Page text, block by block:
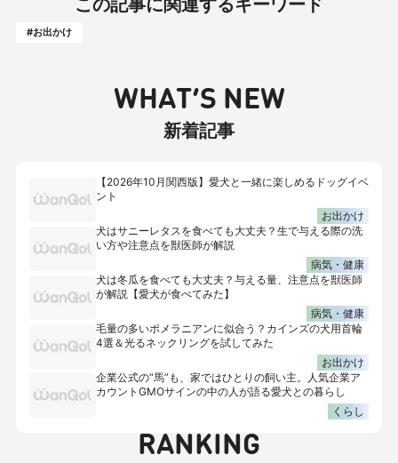
この記事に関連するキーワード
#お出かけ
WHAT’S NEW
新着記事
【2026年10月関西版】愛犬と一緒に楽しめるドッグイベ
ント
お出かけ
犬はサニーレタスを食べても大丈夫？生で与える際の洗
い方や注意点を獣医師が解説
病気・健康
犬は冬瓜を食べても大丈夫？与える量、注意点を獣医師
が解説【愛犬が食べてみた】
病気・健康
毛量の多いポメラニアンに似合う？カインズの犬用首輪
4選＆光るネックリングを試してみた
お出かけ
企業公式の“馬”も、家ではひとりの飼い主。人気企業ア
カウントGMOサインの中の人が語る愛犬との暮らし
くらし
RANKING